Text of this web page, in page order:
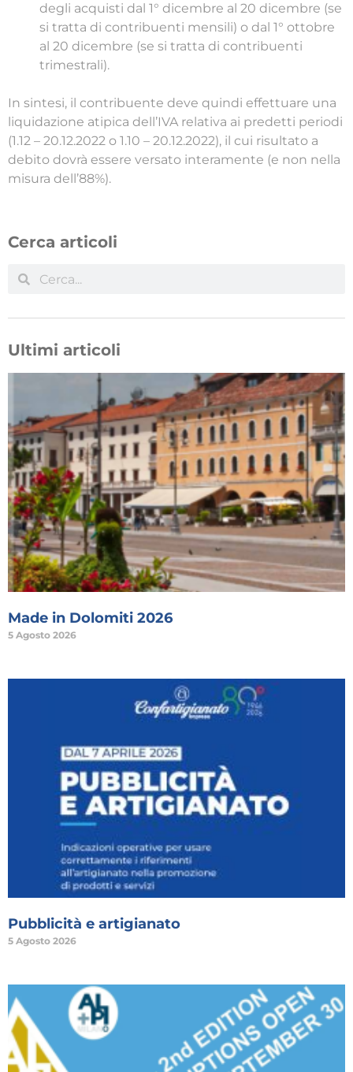
degli acquisti dal 1° dicembre al 20 dicembre (se
si tratta di contribuenti mensili) o dal 1° ottobre
al 20 dicembre (se si tratta di contribuenti
trimestrali).
In sintesi, il contribuente deve quindi effettuare una
liquidazione atipica dell’IVA relativa ai predetti periodi
(1.12 – 20.12.2022 o 1.10 – 20.12.2022), il cui risultato a
debito dovrà essere versato interamente (e non nella
misura dell’88%).
Cerca articoli
Ultimi articoli
Made in Dolomiti 2026
5 Agosto 2026
Pubblicità e artigianato
5 Agosto 2026